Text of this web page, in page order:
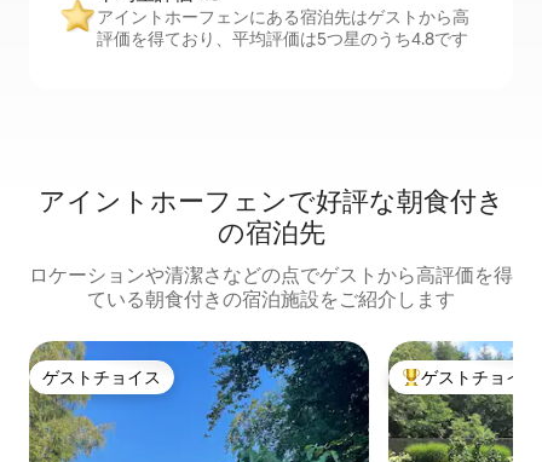
アイントホーフェンにある宿泊先はゲストから高
評価を得ており、平均評価は5つ星のうち4.8です
アイントホーフェンで好評な朝食付き
の宿泊先
ロケーションや清潔さなどの点でゲストから高評価を得
ている朝食付きの宿泊施設をご紹介します
ゲストチョイス
ゲストチョイス 大好評のゲスト
ゲストチョイス